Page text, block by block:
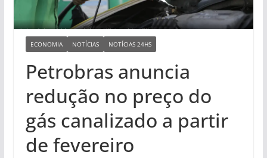
ECONOMIA NOTÍCIAS NOTÍCIAS 24HS
Petrobras anuncia
redução no preço do
gás canalizado a partir
de fevereiro